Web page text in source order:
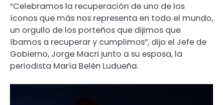
“Celebramos la recuperación de uno de los
íconos que más nos representa en todo el mundo,
un orgullo de los porteños que dijimos que
íbamos a recuperar y cumplimos”, dijo el Jefe de
Gobierno, Jorge Macri junto a su esposa, la
periodista María Belén Ludueña.